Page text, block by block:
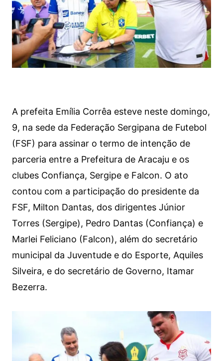
A prefeita Emília Corrêa esteve neste domingo,
9, na sede da Federação Sergipana de Futebol
(FSF) para assinar o termo de intenção de
parceria entre a Prefeitura de Aracaju e os
clubes Confiança, Sergipe e Falcon. O ato
contou com a participação do presidente da
FSF, Milton Dantas, dos dirigentes Júnior
Torres (Sergipe), Pedro Dantas (Confiança) e
Marlei Feliciano (Falcon), além do secretário
municipal da Juventude e do Esporte, Aquiles
Silveira, e do secretário de Governo, Itamar
Bezerra.